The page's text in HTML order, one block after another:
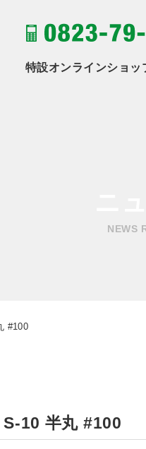
特設オンラインショッ
NEWS
#100
10 半丸 #100